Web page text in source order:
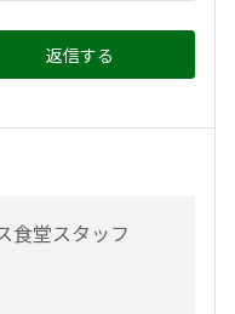
返信する
食堂スタッフ